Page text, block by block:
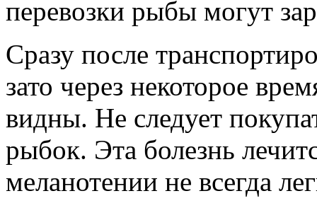
перевозки рыбы могут
Сразу после
зато через некоторое
видны. Не следует
рыбок. Эта болезнь
меланотении не всегда